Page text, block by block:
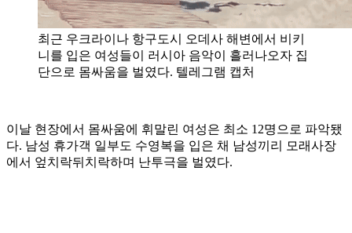
최근 우크라이나 항구도시 오데사 해변에서 비키
니를 입은 여성들이 러시아 음악이 흘러나오자 집
단으로 몸싸움을 벌였다. 텔레그램 캡처
이날 현장에서 몸싸움에 휘말린 여성은 최소 12명으로 파악됐
다. 남성 휴가객 일부도 수영복을 입은 채 남성끼리 모래사장
에서 엎치락뒤치락하며 난투극을 벌였다.